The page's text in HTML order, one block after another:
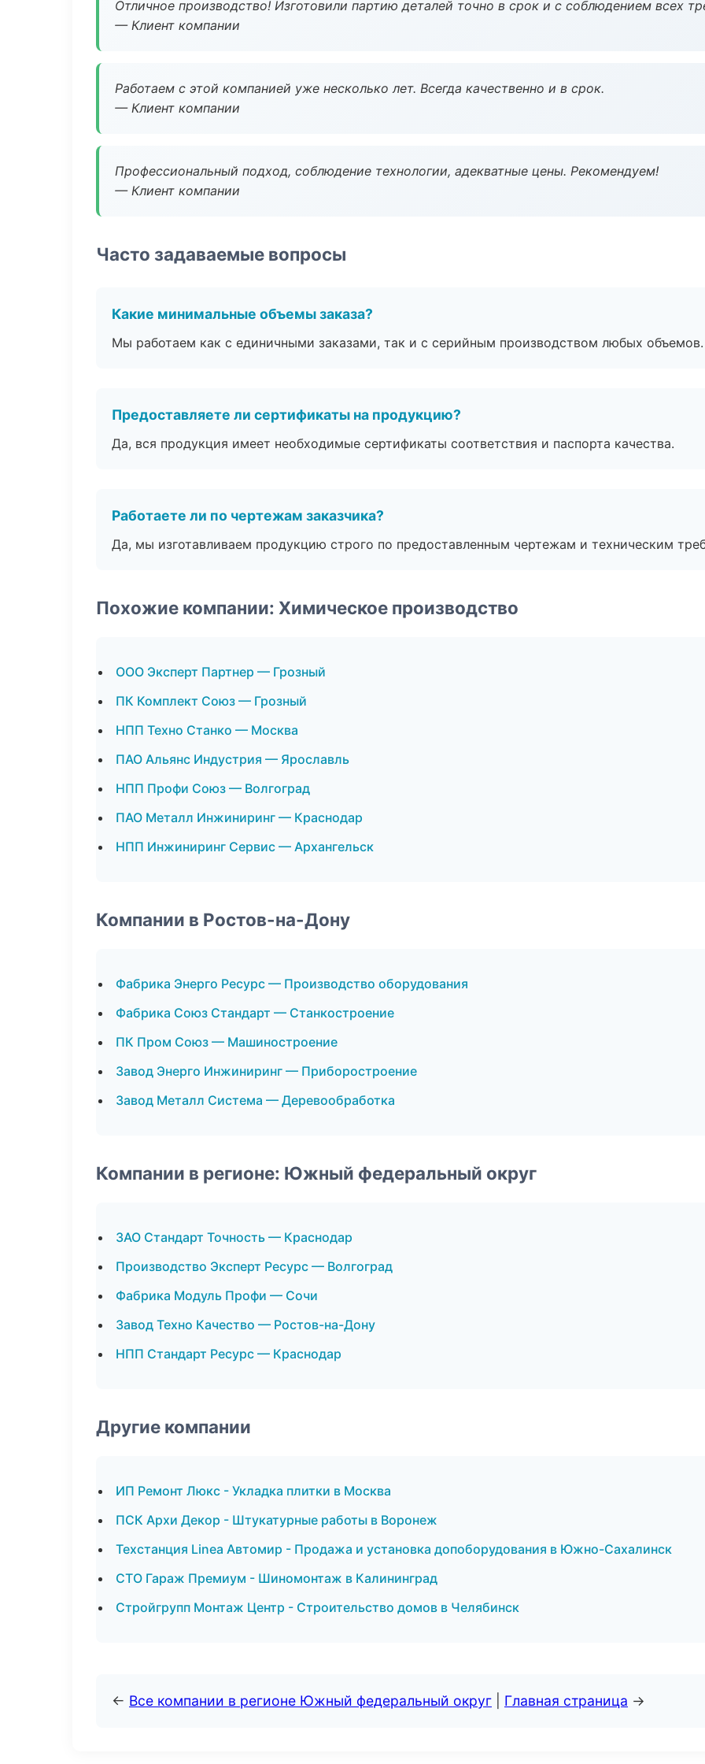
Отличное производство! Изготовили партию деталей точно в срок и с соблюдением всех
— Клиент компании
Работаем с этой компанией уже несколько лет. Всегда качественно и в срок.
— Клиент компании
Профессиональный подход, соблюдение технологии, адекватные цены. Рекомендуем!
— Клиент компании
Часто задаваемые вопросы
Какие минимальные объемы заказа?
Мы работаем как с единичными заказами, так и с серийным производством любых объемов.
Предоставляете ли сертификаты на продукцию?
Да, вся продукция имеет необходимые сертификаты соответствия и паспорта качества.
Работаете ли по чертежам заказчика?
Да, мы изготавливаем продукцию строго по предоставленным чертежам и техническим
Похожие компании: Химическое производство
ООО Эксперт Партнер — Грозный
ПК Комплект Союз — Грозный
НПП Техно Станко — Москва
ПАО Альянс Индустрия — Ярославль
НПП Профи Союз — Волгоград
ПАО Металл Инжиниринг — Краснодар
НПП Инжиниринг Сервис — Архангельск
Компании в Ростов-на-Дону
Фабрика Энерго Ресурс — Производство оборудования
Фабрика Союз Стандарт — Станкостроение
ПК Пром Союз — Машиностроение
Завод Энерго Инжиниринг — Приборостроение
Завод Металл Система — Деревообработка
Компании в регионе: Южный федеральный округ
ЗАО Стандарт Точность — Краснодар
Производство Эксперт Ресурс — Волгоград
Фабрика Модуль Профи — Сочи
Завод Техно Качество — Ростов-на-Дону
НПП Стандарт Ресурс — Краснодар
Другие компании
ИП Ремонт Люкс - Укладка плитки в Москва
ПСК Архи Декор - Штукатурные работы в Воронеж
Техстанция Linea Автомир - Продажа и установка допоборудования в Южно-Сахалинск
СТО Гараж Премиум - Шиномонтаж в Калининград
Стройгрупп Монтаж Центр - Строительство домов в Челябинск
← Все компании в регионе Южный федеральный округ Главная страница →